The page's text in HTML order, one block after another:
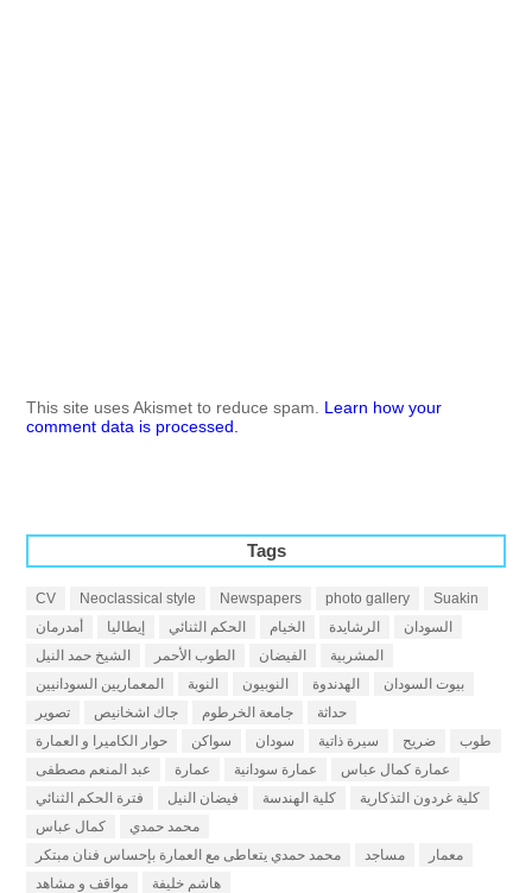
This site uses Akismet to reduce spam. Learn how your
comment data is processed.
Tags
CV Neoclassical style Newspapers photo gallery
Suakin
أمدرمان
إيطاليا الحكم الثنائي الخيام الرشايدة
السودان
الشيخ حمد النيل
الطوب الأحمر الفيضان
المشربية
المعماريين السودانيين
النوبة النوبيون الهدندوة
بيوت السودان
تصوير
جاك اشخانيص جامعة الخرطوم
حداثة
حوار الكاميرا و العمارة
سواكن سودان سيرة ذاتية ضريح
طوب
عبد المنعم مصطفى
عمارة عمارة سودانية
عمارة كمال عباس
فترة الحكم الثنائي
فيضان النيل كلية الهندسة
كلية غردون التذكارية
كمال عباس
محمد حمدي
محمد حمدي يتعاطى مع العمارة بإحساس فنان مبتكر
مساجد
معمار
مواقف و مشاهد
هاشم خليفة